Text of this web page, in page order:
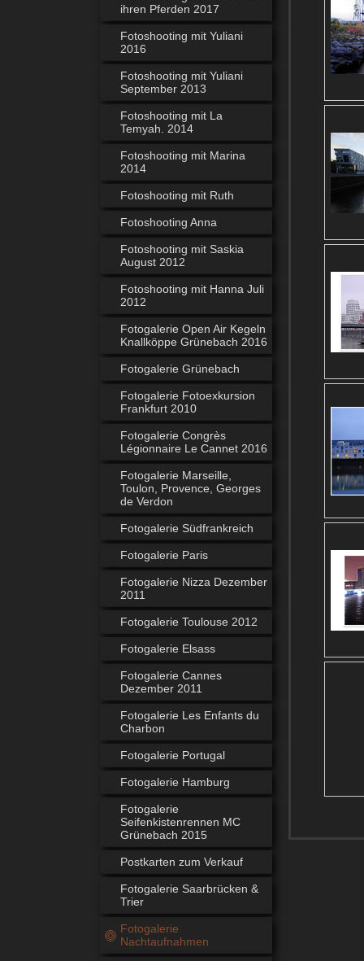
ihren Pferden 2017
Fotoshooting mit Yuliani
2016
Fotoshooting mit Yuliani
September 2013
Fotoshooting mit La
Temyah. 2014
Fotoshooting mit Marina
2014
Fotoshooting mit Ruth
Fotoshooting Anna
Fotoshooting mit Saskia
August 2012
Fotoshooting mit Hanna Juli
2012
Fotogalerie Open Air Kegeln
Knallköppe Grünebach 2016
Fotogalerie Grünebach
Fotogalerie Fotoexkursion
Frankfurt 2010
Fotogalerie Congrès
Légionnaire Le Cannet 2016
Fotogalerie Marseille,
Toulon, Provence, Georges
de Verdon
Fotogalerie Südfrankreich
Fotogalerie Paris
Fotogalerie Nizza Dezember
2011
Fotogalerie Toulouse 2012
Fotogalerie Elsass
Fotogalerie Cannes
Dezember 2011
Fotogalerie Les Enfants du
Charbon
Fotogalerie Portugal
Fotogalerie Hamburg
Fotogalerie
Seifenkistenrennen MC
Grünebach 2015
Postkarten zum Verkauf
Fotogalerie Saarbrücken &
Trier
Fotogalerie
Nachtaufnahmen